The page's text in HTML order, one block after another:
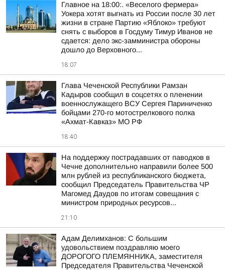
Главное на 18:00:. «Веселого фермера»
Уокера хотят выгнать из России после 30 лет
жизни в стране Партию «Яблоко» требуют
снять с выборов в Госдуму Тимур Иванов не
сдается: дело экс-замминистра обороны
дошло до Верховного...
18:07
Глава Чеченской Республики Рамзан
Кадыров сообщил в соцсетях о пленении
военнослужащего ВСУ Сергея Париниченко
бойцами 270-го мотострелкового полка
«Ахмат-Кавказ» МО РФ
18:40
На поддержку пострадавших от паводков в
Чечне дополнительно направили более 500
млн рублей из республиканского бюджета,
сообщил Председатель Правительства ЧР
Магомед Даудов по итогам совещания с
министром природных ресурсов...
21:10
Адам Делимханов: С большим
удовольствием поздравляю моего
ДОРОГОГО ПЛЕМЯННИКА, заместителя
Председателя Правительства Чеченской